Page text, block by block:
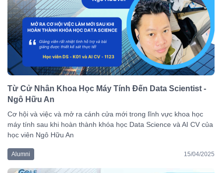
Từ Cử Nhân Khoa Học Máy Tính Đến Data Scientist -
Ngô Hữu An
Cơ hội và việc và mở ra cánh cửa mới trong lĩnh vực khoa học
máy tính sau khi hoàn thành khóa học Data Science và AI CV của
học viên Ngô Hữu An
Alumni 15/04/2025